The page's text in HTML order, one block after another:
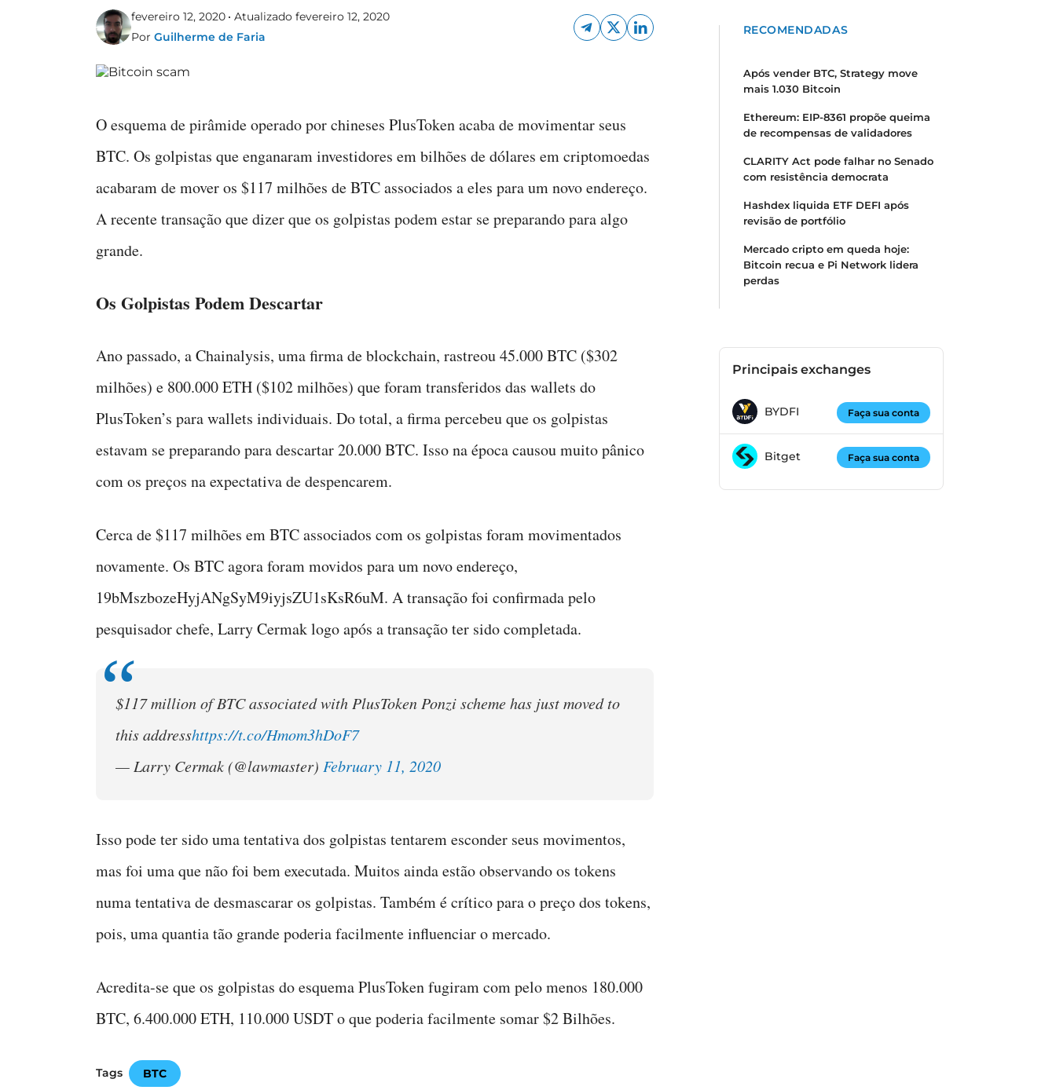
fevereiro 12, 2020
Atualizado fevereiro 12, 2020
Por Guilherme de Faria
O esquema de pirâmide operado por chineses PlusToken acaba de movimentar seus
BTC. Os golpistas que enganaram investidores em bilhões de dólares em criptomoedas
acabaram de mover os $117 milhões de BTC associados a eles para um novo endereço.
A recente transação que dizer que os golpistas podem estar se preparando para algo
grande.
Os Golpistas Podem Descartar
Ano passado, a Chainalysis, uma firma de blockchain, rastreou 45.000 BTC ($302
milhões) e 800.000 ETH ($102 milhões) que foram transferidos das wallets do
PlusToken’s para wallets individuais. Do total, a firma percebeu que os golpistas
estavam se preparando para descartar 20.000 BTC. Isso na época causou muito pânico
com os preços na expectativa de despencarem.
Cerca de $117 milhões em BTC associados com os golpistas foram movimentados
novamente. Os BTC agora foram movidos para um novo endereço,
19bMszbozeHyjANgSyM9iyjsZU1sKsR6uM. A transação foi confirmada pelo
pesquisador chefe, Larry Cermak logo após a transação ter sido completada.
$117 million of BTC associated with PlusToken Ponzi scheme has just moved to
this addresshttps://t.co/Hmom3hDoF7
— Larry Cermak (@lawmaster) February 11, 2020
Isso pode ter sido uma tentativa dos golpistas tentarem esconder seus movimentos,
mas foi uma que não foi bem executada. Muitos ainda estão observando os tokens
numa tentativa de desmascarar os golpistas. Também é crítico para o preço dos tokens,
pois, uma quantia tão grande poderia facilmente influenciar o mercado.
Acredita-se que os golpistas do esquema PlusToken fugiram com pelo menos 180.000
BTC, 6.400.000 ETH, 110.000 USDT o que poderia facilmente somar $2 Bilhões.
Tags BTC
RECOMENDADAS
Após vender BTC, Strategy move
mais 1.030 Bitcoin
Ethereum: EIP-8361 propõe queima
de recompensas de validadores
CLARITY Act pode falhar no Senado
com resistência democrata
Hashdex liquida ETF DEFI após
revisão de portfólio
Mercado cripto em queda hoje:
Bitcoin recua e Pi Network lidera
perdas
Principais exchanges
BYDFI Faça sua conta
Bitget Faça sua conta